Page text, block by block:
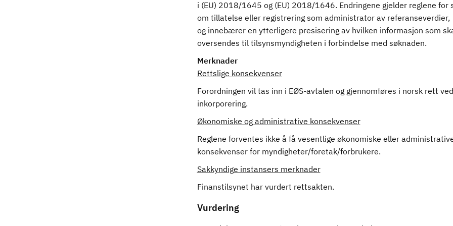
i (EU) 2018/1645 og (EU) 2018/1646. Endringene gjelder reglene for
om tillatelse eller registrering som administrator av referanseverdier,
og innebærer en ytterligere presisering av hvilken informasjon som
oversendes til tilsynsmyndigheten i forbindelse med søknaden.
Merknader
Rettslige konsekvenser
Forordningen vil tas inn i EØS-avtalen og gjennomføres i norsk rett ved
inkorporering.
Økonomiske og administrative konsekvenser
Reglene forventes ikke å få vesentlige økonomiske eller
konsekvenser for myndigheter/foretak/forbrukere.
Sakkyndige instansers merknader
Finanstilsynet har vurdert rettsakten.
Vurdering